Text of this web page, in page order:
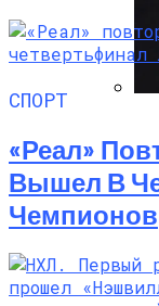
В
СПОРТ
«Реал»
Вышел В
Чемпионов